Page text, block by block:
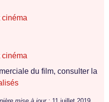
cinéma
cinéma
du film, consulter la